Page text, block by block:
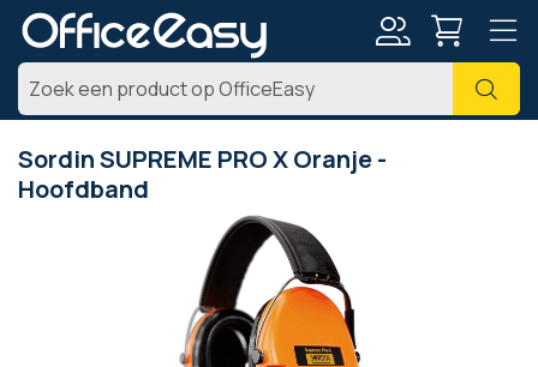
Zoek
Sordin SUPREME PRO X Oranje -
Hoofdband